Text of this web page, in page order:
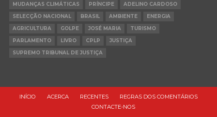
MUDANÇAS CLIMÁTICAS
PRÍNCIPE
ADELINO CARDOSO
SELECÇÃO NACIONAL
BRASIL AMBIENTE
ENERGIA
AGRICULTURA
GOLPE JOSÉ MARIA
TURISMO
PARLAMENTO
LIVRO CPLP
JUSTIÇA
SUPREMO TRIBUNAL DE JUSTIÇA
INÍCIO ACERCA RECENTES
REGRAS DOS COMENTÁRIOS
CONTACTE-NOS